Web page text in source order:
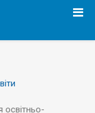
освітньо-